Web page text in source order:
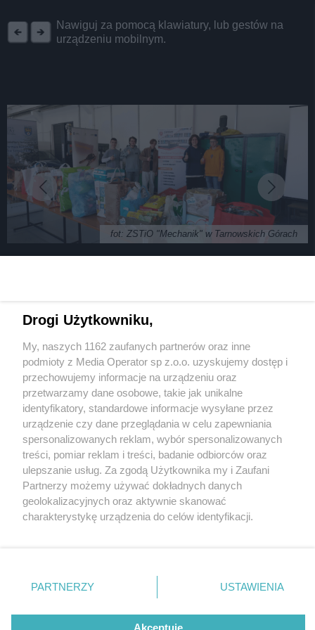
Nawiguj za pomocą klawiatury, lub gestów na
urządzeniu mobilnym.
fot: ZSTiO "Mechanik" w Tarnowskich Górach
swoich rówieśników z Ukrainy. Akcje trwają
3 / 5
Tarnowskie Góry -
"Mechanik"
Wydawca mediów lokalnych
Nie zapomnij
zapoznać się z:
polityką prywatności regulamin korzystania z portali
Twojemiasto
Piekary Śląskie
Chorzów
Tarnowskie Góry
Gliwice
Skontakuj sięz nami
Kontakt
Wydawca
Redakcja
Drogi Użytkowniku,
My, naszych 1162 zaufanych partnerów oraz inne
podmioty z Media Operator sp z.o.o. uzyskujemy dostęp i
przechowujemy informacje na urządzeniu oraz
przetwarzamy dane osobowe, takie jak unikalne
identyfikatory, standardowe informacje wysyłane przez
urządzenie czy dane przeglądania w celu zapewniania
spersonalizowanych reklam, wybór spersonalizowanych
treści, pomiar reklam i treści, badanie odbiorców oraz
ulepszanie usług. Za zgodą Użytkownika my i Zaufani
Partnerzy możemy używać dokładnych danych
geolokalizacyjnych oraz aktywnie skanować
charakterystykę urządzenia do celów identyfikacji.
zmienić/wycofać klikając przycisk ustawień prywatności
znajdujący się w lewym dolnym rogu strony
rodzaje przetwarzania danych nie wymagają zgody
użytkownika, ale masz prawo sprzeciwić się takiemu
PARTNERZY USTAWIENIA
Akceptuję